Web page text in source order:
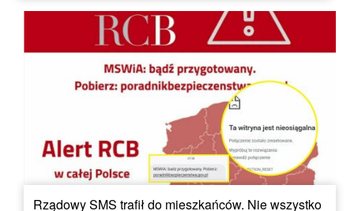
Rządowy SMS trafił do mieszkańców. Nie wszystko